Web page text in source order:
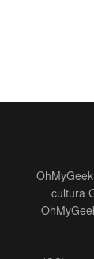
cultura